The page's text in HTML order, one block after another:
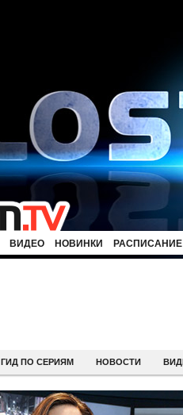
ВИДЕО НОВИНКИ РАСПИСАНИЕ
ГИД ПО СЕРИЯМ НОВОСТИ